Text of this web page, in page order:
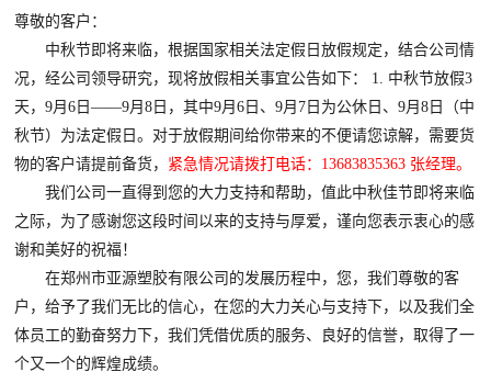
尊敬的客户：
中秋节即将来临，根据国家相关法定假日放假规定，结合公司情
况，经公司领导研究，现将放假相关事宜公告如下： 1. 中秋节放假3
天，9月6日——9月8日，其中9月6日、9月7日为公休日、9月8日（中
秋节）为法定假日。对于放假期间给你带来的不便请您谅解，需要货
物的客户请提前备货， 紧急情况请拨打电话：13683835363 张经理。
我们公司一直得到您的大力支持和帮助，值此中秋佳节即将来临
之际，为了感谢您这段时间以来的支持与厚爱，谨向您表示衷心的感
谢和美好的祝福！
在郑州市亚源塑胶有限公司的发展历程中，您，我们尊敬的客
户，给予了我们无比的信心，在您的大力关心与支持下，以及我们全
体员工的勤奋努力下，我们凭借优质的服务、良好的信誉，取得了一
个又一个的辉煌成绩。